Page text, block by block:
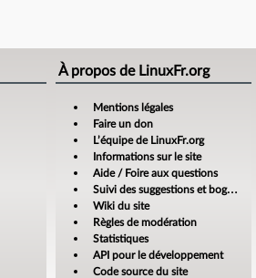
À propos de LinuxFr.org
Mentions légales
Faire un don
L’équipe de LinuxFr.org
Informations sur le site
Aide / Foire aux questions
Suivi des suggestions et bogues
Wiki du site
Règles de modération
Statistiques
API pour le développement
Code source du site